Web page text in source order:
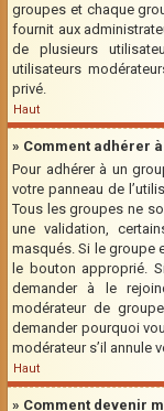
groupes et chaque
fournit aux
de plusieurs
utilisateurs
privé.
Haut
» Comment adhérer
Pour adhérer à un
votre panneau de
Tous les groupes ne
une validation,
masqués. Si le groupe
le bouton approprié.
demander à le
modérateur de
demander pourquoi
modérateur s’il annule
Haut
» Comment devenir